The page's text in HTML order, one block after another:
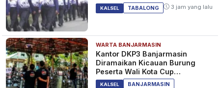
KALSEL TABALONG 3 jam yang lalu
WARTA BANJARMASIN
Kantor DKP3 Banjarmasin
Diramaikan Kicauan Burung
Peserta Wali Kota Cup
Banjarmasin
KALSEL
BANJARMASIN